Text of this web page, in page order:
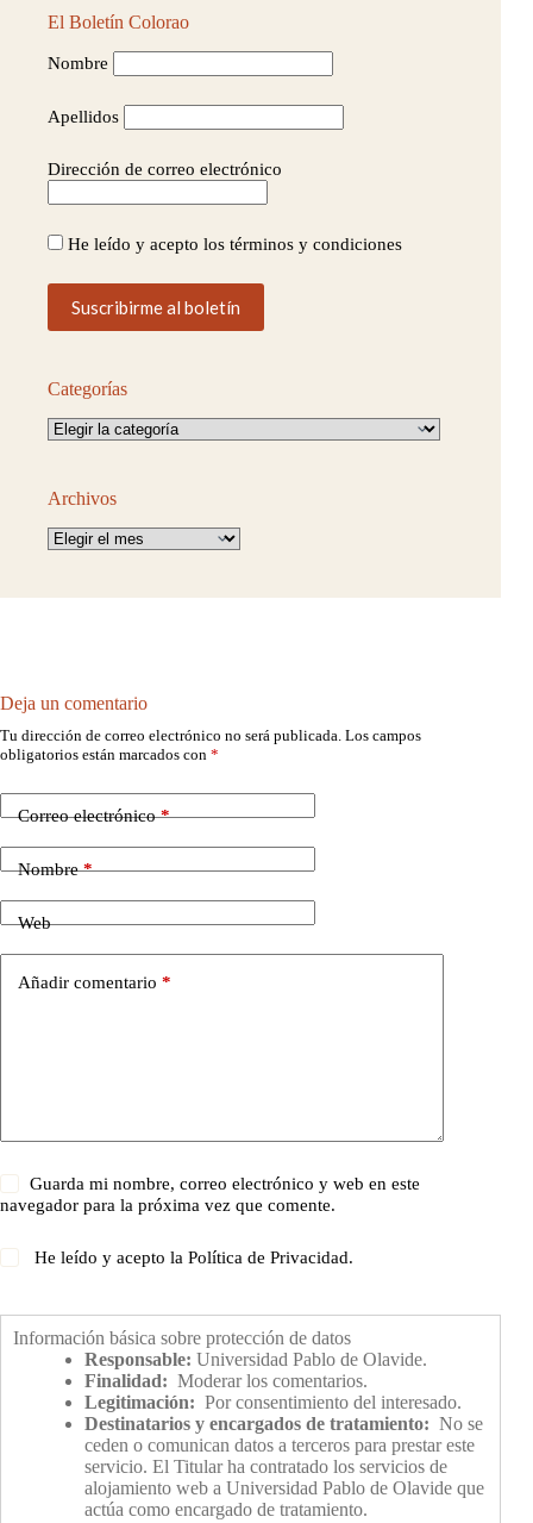
El Boletín Colorao
Nombre
Apellidos
Dirección de correo electrónico
He leído y acepto los términos y condiciones
Categorías
Categorías
Archivos
Archivos
Deja un comentario
Tu dirección de correo electrónico no será publicada. Los campos
obligatorios están marcados con *
Correo electrónico*
Nombre*
Web
Añadir comentario *
Guarda mi nombre, correo electrónico y web en este
navegador para la próxima vez que comente.
He leído y acepto laPolítica de Privacidad.
Información básica sobre protección de datos
Responsable: Universidad Pablo de Olavide.
Finalidad: Moderar los comentarios.
Legitimación: Por consentimiento del interesado.
Destinatarios y encargados de tratamiento: No se
ceden o comunican datos a terceros para prestar este
servicio. El Titular ha contratado los servicios de
alojamiento web a Universidad Pablo de Olavide que
actúa como encargado de tratamiento.